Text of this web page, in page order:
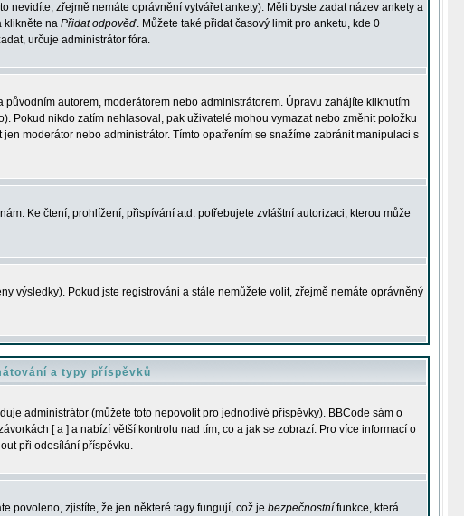
nevidíte, zřejmě nemáte oprávnění vytvářet ankety). Měli byste zadat název ankety a
klikněte na Přidat odpověď. Můžete také přidat časový limit pro anketu, kde 0
určuje administrátor fóra.
autorem, moderátorem nebo administrátorem. Úpravu zahájíte kliknutím
Pokud nikdo zatím nehlasoval, pak uživatelé mohou vymazat nebo změnit položku
moderátor nebo administrátor. Tímto opatřením se snažíme zabránit manipulaci s
Ke čtení, prohlížení, přispívání atd. potřebujete zvláštní autorizaci, kterou může
výsledky). Pokud jste registrováni a stále nemůžete volit, zřejmě nemáte oprávněný
a typy příspěvků
administrátor (můžete toto nepovolit pro jednotlivé příspěvky). BBCode sám o
[ a ] a nabízí větší kontrolu nad tím, co a jak se zobrazí. Pro více informací o
při odesílání příspěvku.
povoleno, zjistíte, že jen některé tagy fungují, což je bezpečnostní funkce, která